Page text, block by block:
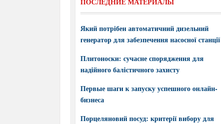
Який потрібен автоматичний дизельний
генератор для забезпечення насосної станції
Плитоноски: сучасне спорядження для
надійного балістичного захисту
Первые шаги к запуску успешного онлайн-
бизнеса
Порцеляновий посуд: критерії вибору для